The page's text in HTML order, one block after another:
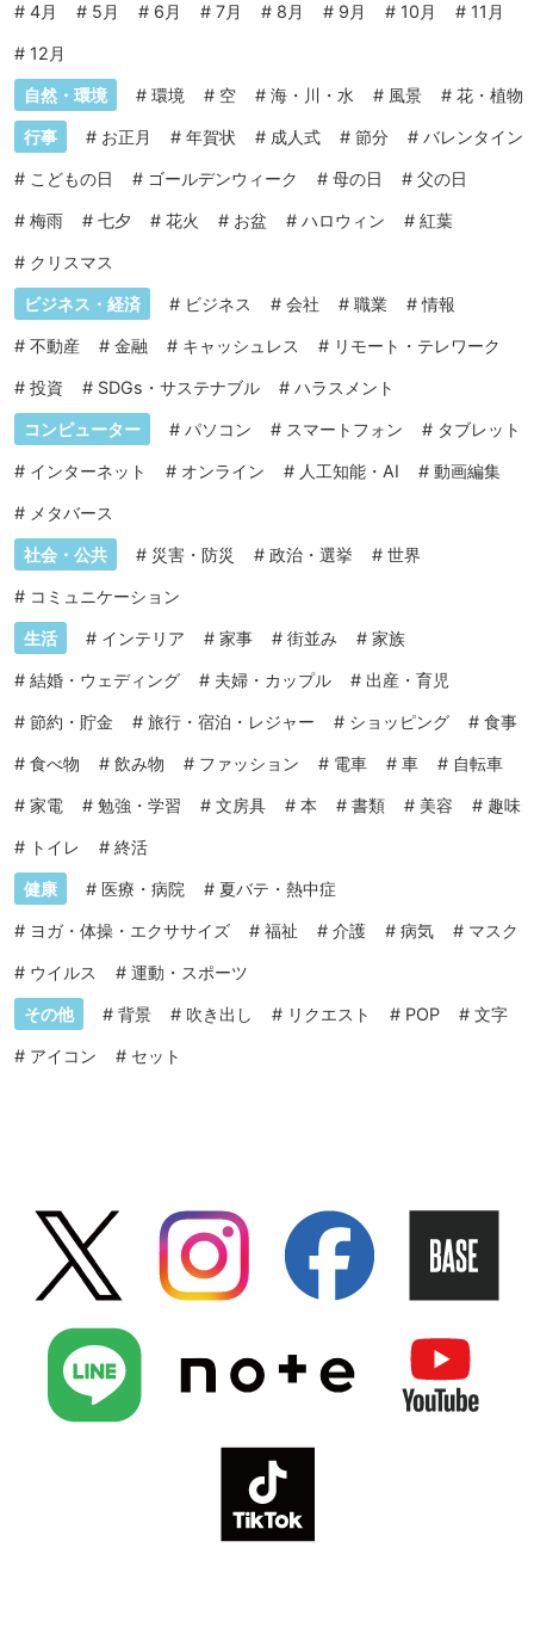
# 4月 # 5月 # 6月 # 7月 # 8月 # 9月 # 10月 # 11月
# 12月
自然・環境 # 環境 # 空 # 海・川・水 # 風景 # 花・植物
行事 # お正月 # 年賀状 # 成人式 # 節分 # バレンタイン
# こどもの日 # ゴールデンウィーク # 母の日 # 父の日
# 梅雨 # 七夕 # 花火 # お盆 # ハロウィン # 紅葉
# クリスマス
ビジネス・経済 # ビジネス # 会社 # 職業 #情報
# 不動産 # 金融 # キャッシュレス # リモート・テレワーク
# 投資 # SDGs・サステナブル # ハラスメント
コンピューター # パソコン # スマートフォン # タブレット
# インターネット # オンライン # 人工知能・AI # 動画編集
# メタバース
社会・公共 # 災害・防災 # 政治・選挙 # 世界
# コミュニケーション
生活 # インテリア # 家事 # 街並み # 家族
# 結婚・ウェディング # 夫婦・カップル # 出産・育児
# 節約・貯金 # 旅行・宿泊・レジャー # ショッピング # 食事
# 食べ物 # 飲み物 # ファッション # 電車 # 車 # 自転車
# 家電 # 勉強・学習 # 文房具 # 本 # 書類 # 美容 # 趣味
# トイレ # 終活
健康 # 医療・病院 # 夏バテ・熱中症
# ヨガ・体操・エクササイズ # 福祉 # 介護 # 病気 # マスク
# ウイルス # 運動・スポーツ
その他 # 背景 # 吹き出し # リクエスト # POP # 文字
# アイコン # セット